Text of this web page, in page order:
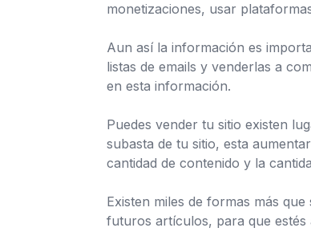
monetizaciones, usar
Aun así la información es
listas de emails y venderlas a
en esta información.
Puedes vender tu sitio existen
subasta de tu sitio, esta
cantidad de contenido y la
Existen miles de formas más
futuros artículos, para que estés